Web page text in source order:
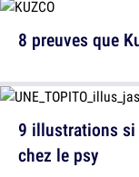
8 preuves que
9 illustrations si
chez le psy